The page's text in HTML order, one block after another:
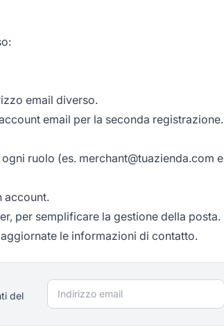
email diverso.
email per la seconda registrazione.
ruolo (es. merchant@tuazienda.com e
account.
per semplificare la gestione della posta.
le informazioni di contatto.
del
Indirizzo email